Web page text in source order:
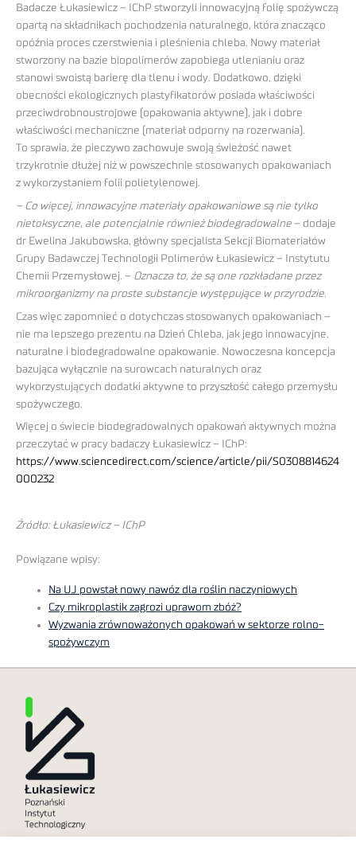
Badacze Łukasiewicz – IChP stworzyli innowacyjną folię spożywczą
opartą na składnikach pochodzenia naturalnego, która znacząco
opóźnia proces czerstwienia i pleśnienia chleba. Nowy materiał
stworzony na bazie biopolimerów zapobiega utlenianiu oraz
stanowi swoistą barierę dla tlenu i wody. Dodatkowo, dzięki
obecności ekologicznych plastyfikatorów posiada właściwości
przeciwdrobnoustrojowe (opakowania aktywne), jak i dobre
właściwości mechaniczne (materiał odporny na rozerwania).
To sprawia, że pieczywo zachowuje swoją świeżość nawet
trzykrotnie dłużej niż w powszechnie stosowanych opakowaniach
z wykorzystaniem folii polietylenowej.
– Co więcej, innowacyjne materiały opakowaniowe są nie tylko
nietoksyczne, ale potencjalnie również biodegradowalne – dodaje
dr Ewelina Jakubowska, główny specjalista Sekcji Biomateriałów
Grupy Badawczej Technologii Polimerów Łukasiewicz – Instytutu
Chemii Przemysłowej. – Oznacza to, że są one rozkładane przez
mikroorganizmy na proste substancje występujące w przyrodzie.
Czas więc zapomnieć o dotychczas stosowanych opakowaniach –
nie ma lepszego prezentu na Dzień Chleba, jak jego innowacyjne,
naturalne i biodegradowalne opakowanie. Nowoczesna koncepcja
bazująca wyłącznie na surowcach naturalnych oraz
wykorzystujących dodatki aktywne to przyszłość całego przemysłu
spożywczego.
Więcej o świecie biodegradowalnych opakowań aktywnych można
przeczytać w pracy badaczy Łukasiewicz – IChP:
https://www.sciencedirect.com/science/article/pii/S0308814624
000232
Źródło: Łukasiewicz – IChP
Powiązane wpisy:
Na UJ powstał nowy nawóz dla roślin naczyniowych
Czy mikroplastik zagrozi uprawom zbóż?
Wyzwania zrównoważonych opakowań w sektorze rolno-
spożywczym